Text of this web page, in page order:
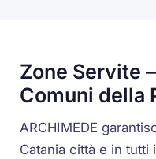
Zone Servite
Comuni della
ARCHIMEDE
Catania città e in